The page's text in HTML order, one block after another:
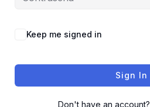
Keep me signed in
Sign In
Don't have an account?